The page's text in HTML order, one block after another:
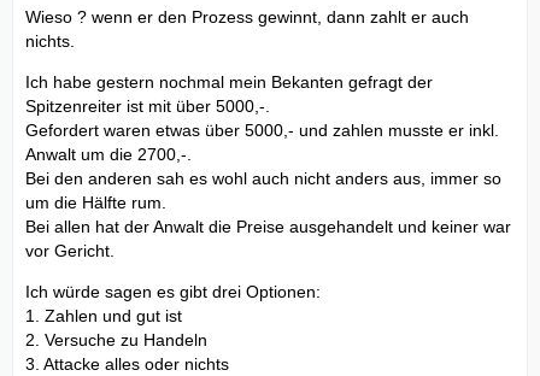
Wieso ? wenn er den Prozess gewinnt, dann zahlt er auch
nichts.
Ich habe gestern nochmal mein Bekanten gefragt der
Spitzenreiter ist mit über 5000,-.
Gefordert waren etwas über 5000,- und zahlen musste er inkl.
Anwalt um die 2700,-.
Bei den anderen sah es wohl auch nicht anders aus, immer so
um die Hälfte rum.
Bei allen hat der Anwalt die Preise ausgehandelt und keiner war
vor Gericht.
Ich würde sagen es gibt drei Optionen:
1. Zahlen und gut ist
2. Versuche zu Handeln
3. Attacke alles oder nichts